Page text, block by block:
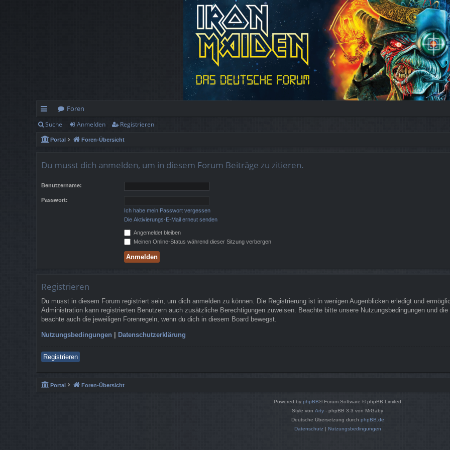
ch
ne
Foren
Suche Anmelden Registrieren
Portal Foren-Übersicht
Du musst dich anmelden, um in diesem Forum Beiträge zu zitieren.
Benutzername:
Passwort:
Ich habe mein Passwort vergessen
Die Aktivierungs-E-Mail erneut senden
Angemeldet bleiben
Meinen Online-Status während dieser Sitzung verbergen
Registrieren
Du musst in diesem Forum registriert sein, um dich anmelden zu können. Die Registrierung ist in wenigen Augenblicken erledigt und
Administration kann registrierten Benutzern auch zusätzliche Berechtigungen zuweisen. Beachte bitte unsere Nutzungsbedingungen und
beachte auch die jeweiligen Forenregeln, wenn du dich in diesem Board bewegst.
Nutzungsbedingungen | Datenschutzerklärung
Registrieren
Portal Foren-Übersicht
Powered by phpBB® Forum Software © phpBB Limited
Style von Arty - phpBB 3.3 von MrGaby
Deutsche Übersetzung durch phpBB.de
Datenschutz| Nutzungsbedingungen